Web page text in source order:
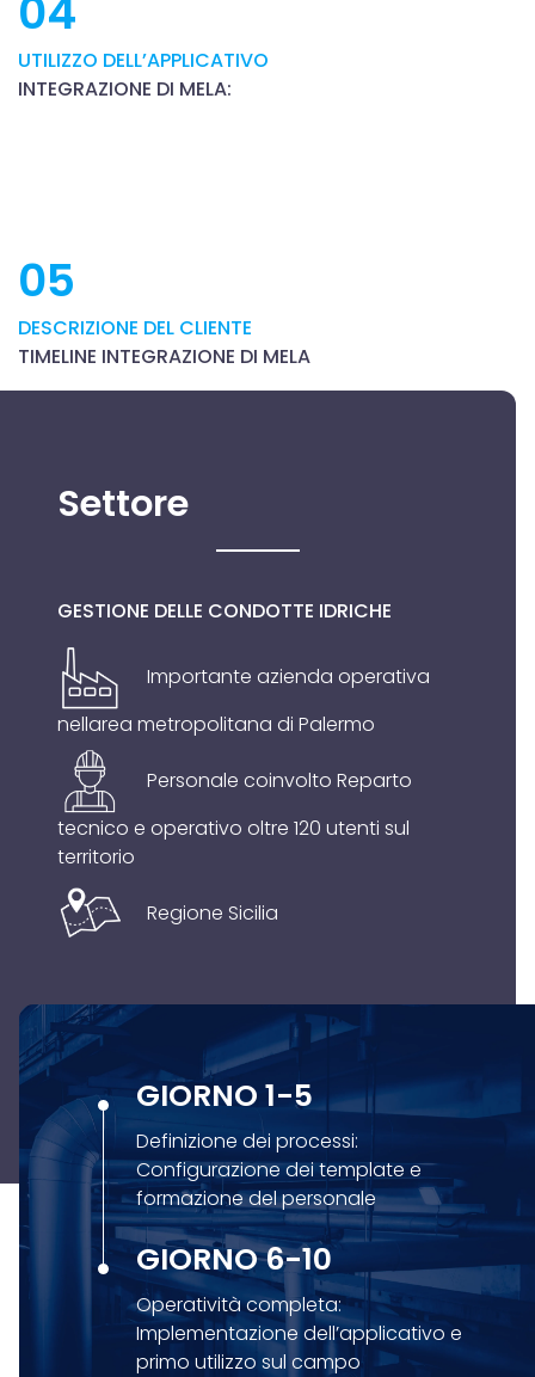
04
UTILIZZO DELL’APPLICATIVO
INTEGRAZIONE DI MELA:
05
DESCRIZIONE DEL CLIENTE
TIMELINE INTEGRAZIONE DI MELA
Settore
GESTIONE DELLE CONDOTTE IDRICHE
Importante azienda operativa
nellarea metropolitana di Palermo
Personale coinvolto Reparto
tecnico e operativo oltre 120 utenti sul
territorio
Regione Sicilia
GIORNO 1-5
Definizione dei processi:
Configurazione dei template e
formazione del personale
GIORNO 6-10
Operatività completa:
Implementazione dell’applicativo e
primo utilizzo sul campo